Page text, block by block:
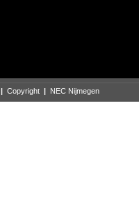
| Copyright | NEC Nijmegen